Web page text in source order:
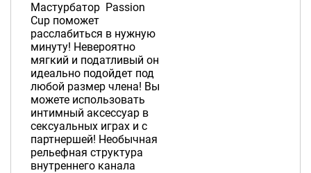
Мастурбатор Passion
Cup поможет
расслабиться в нужную
минуту! Невероятно
мягкий и податливый он
идеально подойдет под
любой размер члена! Вы
можете использовать
интимный аксессуар в
сексуальных играх и с
партнершей! Необычная
рельефная структура
внутреннего канала